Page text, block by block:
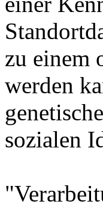
zu einem
werden
sozialen